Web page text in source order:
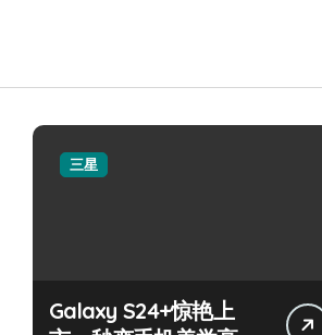
三星
Galaxy S24+惊艳上